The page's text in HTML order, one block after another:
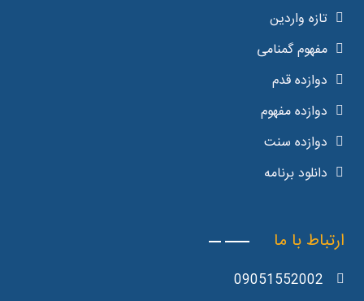
تازه واردین
مفهوم گمنامی
دوازده قدم
دوازده مفهوم
دوازده سنت
دانلود برنامه
ارتباط با ما
09051552002